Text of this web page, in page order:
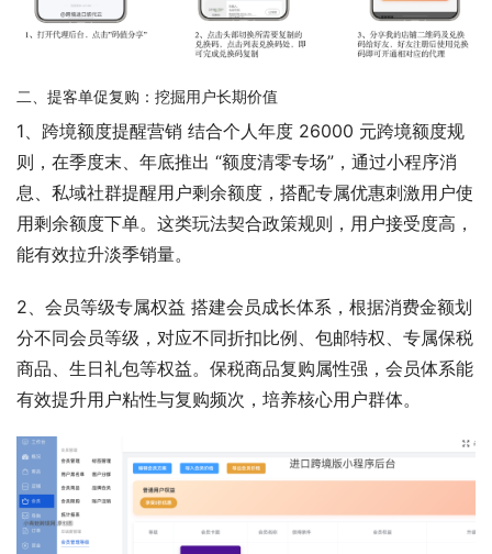
二、提客单促复购：挖掘用户长期价值
1、跨境额度提醒营销 结合个人年度 26000 元跨境额度规
则，在季度末、年底推出 “额度清零专场”，通过小程序消
息、私域社群提醒用户剩余额度，搭配专属优惠刺激用户使
用剩余额度下单。这类玩法契合政策规则，用户接受度高，
能有效拉升淡季销量。
2、会员等级专属权益 搭建会员成长体系，根据消费金额划
分不同会员等级，对应不同折扣比例、包邮特权、专属保税
商品、生日礼包等权益。保税商品复购属性强，会员体系能
有效提升用户粘性与复购频次，培养核心用户群体。